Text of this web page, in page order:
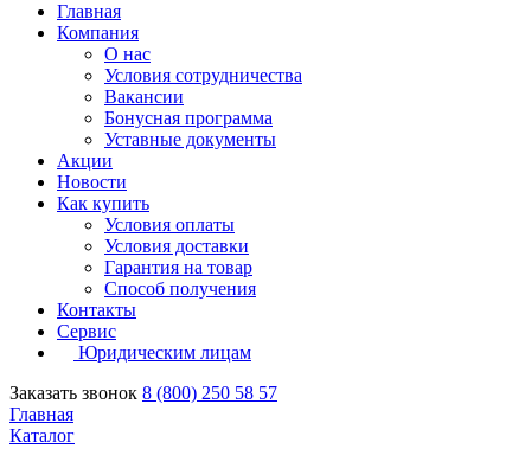
Главная
Компания
О нас
Условия сотрудничества
Вакансии
Бонусная программа
Уставные документы
Акции
Новости
Как купить
Условия оплаты
Условия доставки
Гарантия на товар
Способ получения
Контакты
Сервис
Юридическим лицам
Заказать звонок 8 (800) 250 58 57
Главная
Каталог